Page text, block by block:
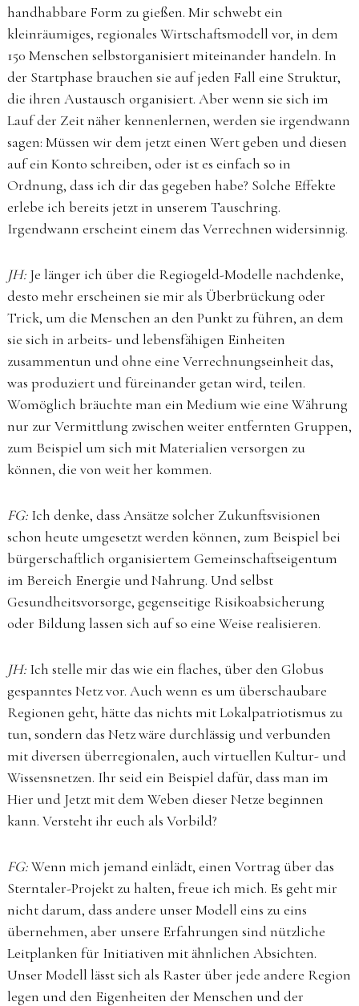
handhabbare Form zu gießen. Mir schwebt ein
kleinräumiges, regionales Wirtschaftsmodell vor, in dem
150 Menschen selbstorganisiert miteinander handeln. In
der Startphase brauchen sie auf jeden Fall eine Struktur,
die ihren Austausch organisiert. Aber wenn sie sich im
Lauf der Zeit näher kennenlernen, werden sie irgendwann
sagen: Müssen wir dem jetzt einen Wert geben und diesen
auf ein Konto schreiben, oder ist es einfach so in
Ordnung, dass ich dir das gegeben habe? Solche Effekte
erlebe ich bereits jetzt in unserem Tauschring.
Irgendwann erscheint einem das Verrechnen widersinnig.
JH:Je länger ich über die Regiogeld-Modelle nachdenke,
desto mehr erscheinen sie mir als Überbrückung oder
Trick, um die Menschen an den Punkt zu führen, an dem
sie sich in arbeits- und lebensfähigen Einheiten
zusammentun und ohne eine Verrechnungseinheit das,
was produziert und füreinander getan wird, teilen.
Womöglich bräuchte man ein Medium wie eine Währung
nur zur Vermittlung zwischen weiter entfernten Gruppen,
zum Beispiel um sich mit Materialien versorgen zu
können, die von weit her kommen.
FG:Ich denke, dass Ansätze solcher Zukunftsvisionen
schon heute umgesetzt werden können, zum Beispiel bei
bürgerschaftlich organisiertem Gemeinschaftseigentum
im Bereich Energie und Nahrung. Und selbst
Gesundheitsvorsorge, gegenseitige Risikoabsicherung
oder Bildung lassen sich auf so eine Weise realisieren.
JH:Ich stelle mir das wie ein flaches, über den Globus
gespanntes Netz vor. Auch wenn es um überschaubare
Regionen geht, hätte das nichts mit Lokalpatriotismus zu
tun, sondern das Netz wäre durchlässig und verbunden
mit diversen überregionalen, auch virtuellen Kultur- und
Wissensnetzen. Ihr seid ein Beispiel dafür, dass man im
Hier und Jetzt mit dem Weben dieser Netze beginnen
kann. Versteht ihr euch als Vorbild?
FG:Wenn mich jemand einlädt, einen Vortrag über das
Sterntaler-Projekt zu halten, freue ich mich. Es geht mir
nicht darum, dass andere unser Modell eins zu eins
übernehmen, aber unsere Erfahrungen sind nützliche
Leitplanken für Initiativen mit ähnlichen Absichten.
Unser Modell lässt sich als Raster über jede andere Region
legen und den Eigenheiten der Menschen und der